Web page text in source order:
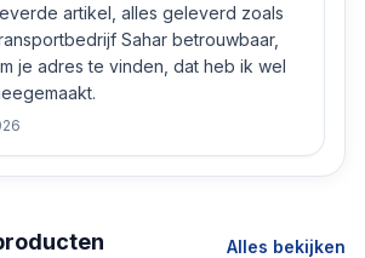
artikel, alles geleverd zoals
Sahar betrouwbaar,
je adres te vinden, dat heb ik wel
Alles bekijken